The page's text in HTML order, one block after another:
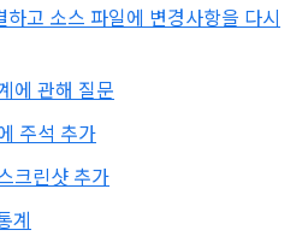
고 소스 파일에 변경사항을 다시
에 관해 질문
주석 추가
크린샷 추가
계